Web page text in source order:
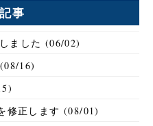
事
ました (06/02)
16)
修正します (08/01)